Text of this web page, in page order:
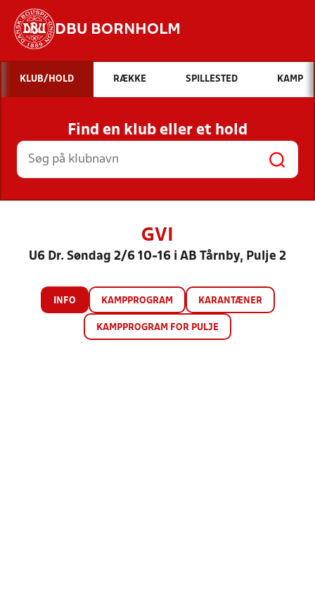
DBU BORNHOLM
Hvad vil du søge efter?
INDHOLD OG NYHEDER
STILLINGER, RESULTATER, KLUBBER OG
HOLD
KLUB/HOLD RÆKKE SPILLESTED KAMP
Find en klub eller et hold
GVI
U6 Dr. Søndag 2/6 10-16 i AB Tårnby, Pulje 2
INFO KAMPPROGRAM KARANTÆNER
KAMPPROGRAM FOR PULJE